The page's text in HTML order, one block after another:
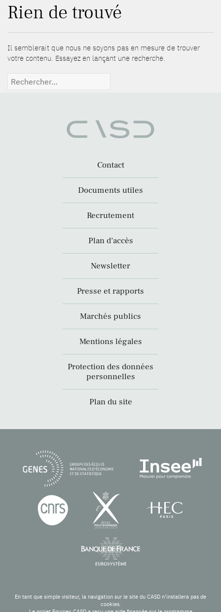
Rien de trouvé
Il semblerait que nous ne soyons pas en mesure de trouver
votre contenu. Essayez en lançant une recherche.
Rechercher :
Contact
Documents utiles
Recrutement
Plan d’accès
Newsletter
Presse et rapports
Marchés publics
Mentions légales
Protection des données
personnelles
Plan du site
En tant que simple visiteur, la navigation sur le site du CASD n'installera pas de
cookies.